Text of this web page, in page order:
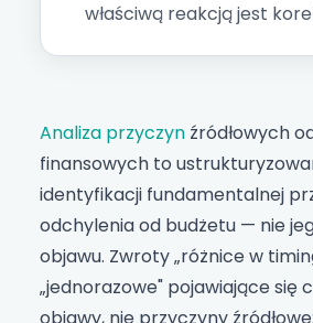
właściwą reakcją jest
Analiza przyczyn źródłowych
finansowych to
identyfikacji fundamentalnej
odchylenia od budżetu — nie
objawu. Zwroty „różnice w
„jednorazowe" pojawiające się